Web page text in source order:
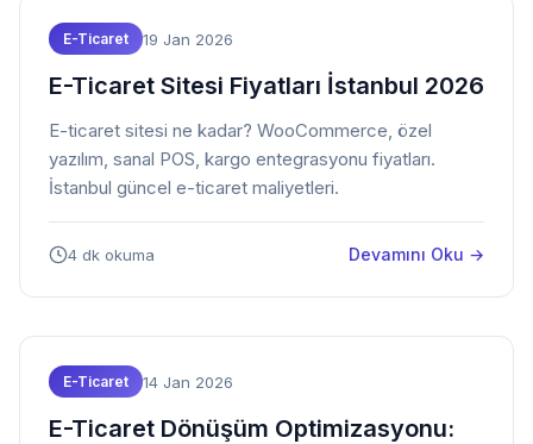
E-Ticaret 19 Jan 2026
E-Ticaret Sitesi Fiyatları İstanbul 2026
E-ticaret sitesi ne kadar? WooCommerce, özel
yazılım, sanal POS, kargo entegrasyonu fiyatları.
İstanbul güncel e-ticaret maliyetleri.
4 dk okuma Devamını Oku →
E-Ticaret 14 Jan 2026
E-Ticaret Dönüşüm Optimizasyonu: